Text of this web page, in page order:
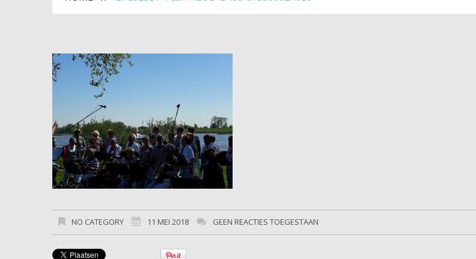
NO CATEGORY 11 MEI 2018 GEEN REACTIES TOEGESTAAN